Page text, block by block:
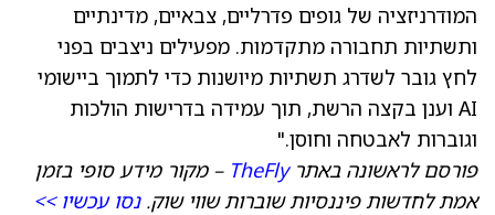
המודרניזציה של גופים פדרליים, צבאיים, מדינתיים
ותשתיות תחבורה מתקדמות. מפעילים ניצבים בפני
לחץ גובר לשדרג תשתיות מיושנות כדי לתמוך ביישומי
AI וענן בקצה הרשת, תוך עמידה בדרישות הולכות
וגוברות לאבטחה וחוסן."
פורסם לראשונה באתרTheFly – מקור מידע סופי בזמן
אמת לחדשות פיננסיות שוברות שווי שוק.נסו עכשיו >>